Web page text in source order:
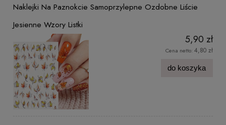
Naklejki Na Paznokcie Samoprzylepne Ozdobne Liście
Jesienne Wzory Listki
5,90 zł
Cena netto: 4,80 zł
do koszyka